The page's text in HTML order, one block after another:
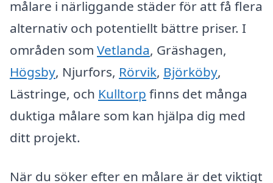
målare i närliggande städer för att få flera
alternativ och potentiellt bättre priser. I
områden som Vetlanda, Gräshagen,
Högsby, Njurfors, Rörvik, Björköby,
Lästringe, och Kulltorp finns det många
duktiga målare som kan hjälpa dig med
ditt projekt.
När du söker efter en målare är det viktigt